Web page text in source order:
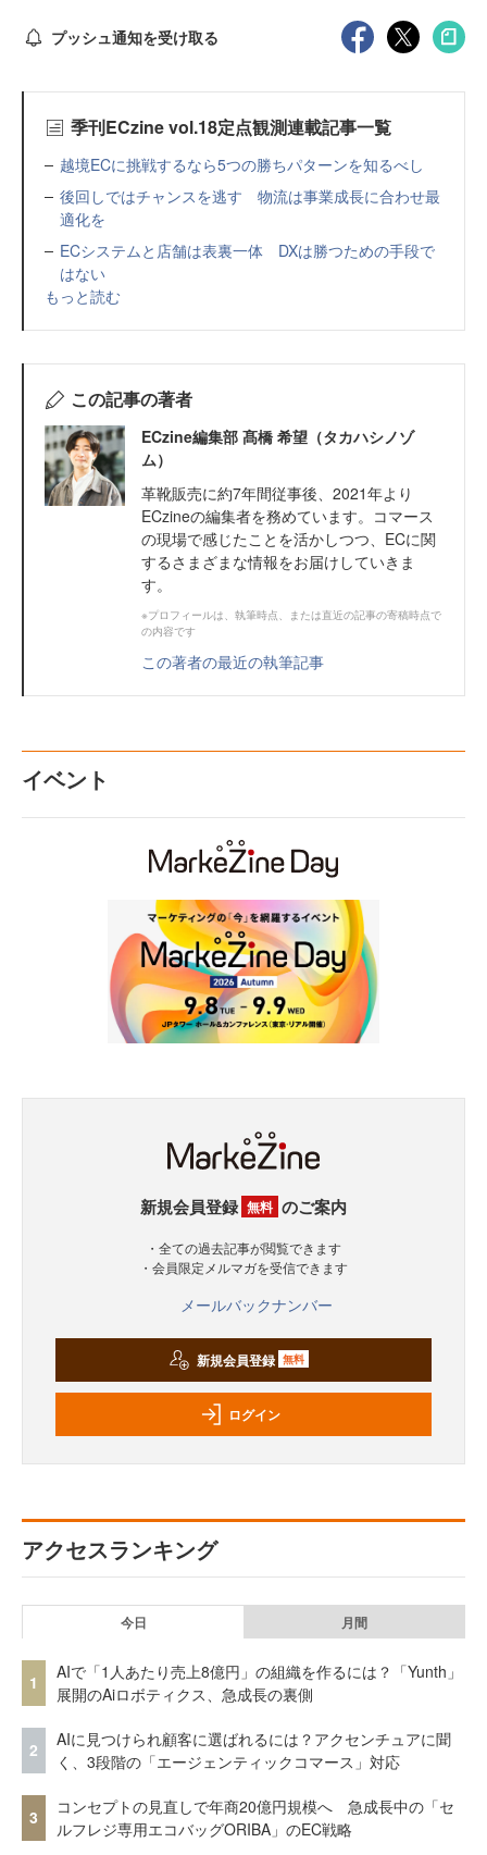
プッシュ通知を受け取る
季刊ECzine vol.18定点観測連載記事一覧
越境ECに挑戦するなら5つの勝ちパターンを知るべし
後回しではチャンスを逃す 物流は事業成長に合わせ最
適化を
ECシステムと店舗は表裏一体 DXは勝つための手段で
はない
もっと読む
この記事の著者
ECzine編集部 髙橋 希望（タカハシノゾ
ム）
革靴販売に約7年間従事後、2021年より
ECzineの編集者を務めています。コマース
の現場で感じたことを活かしつつ、ECに関
するさまざまな情報をお届けしていきま
す。
※プロフィールは、執筆時点、または直近の記事の寄稿時点で
の内容です
この著者の最近の執筆記事
イベント
新規会員登録 無料 のご案内
・全ての過去記事が閲覧できます
・会員限定メルマガを受信できます
メールバックナンバー
新規会員登録 無料
ログイン
アクセスランキング
今日 月間
1
AIで「1人あたり売上8億円」の組織を作るには？「Yunth」
展開のAiロボティクス、急成長の裏側
2
AIに見つけられ顧客に選ばれるには？アクセンチュアに聞
く、3段階の「エージェンティックコマース」対応
3
コンセプトの見直しで年商20億円規模へ 急成長中の「セ
ルフレジ専用エコバッグORIBA」のEC戦略